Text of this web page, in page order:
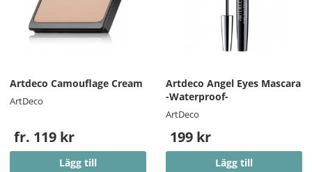
Artdeco Camouflage Cream
ArtDeco
fr. 119 kr
Lägg till
Artdeco Angel Eyes Mascara
-Waterproof-
ArtDeco
199 kr
Lägg till